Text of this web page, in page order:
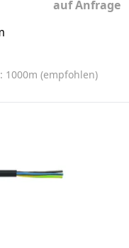
auf Anfrage
1000m (empfohlen)